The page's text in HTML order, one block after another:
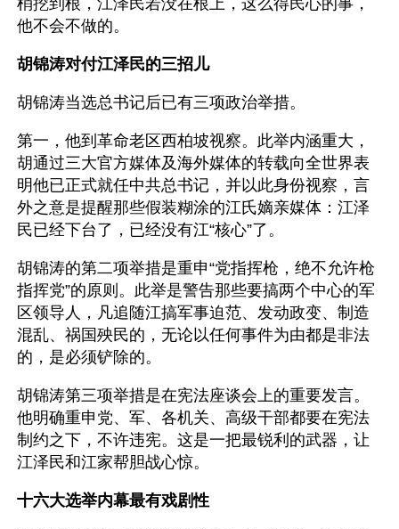
梢挖到根，江泽民若没在根上，这么得民心的事，
他不会不做的。
胡锦涛对付江泽民的三招儿
胡锦涛当选总书记后已有三项政治举措。
第一，他到革命老区西柏坡视察。此举内涵重大，
胡通过三大官方媒体及海外媒体的转载向全世界表
明他已正式就任中共总书记，并以此身份视察，言
外之意是提醒那些假装糊涂的江氏嫡亲媒体：江泽
民已经下台了，已经没有江“核心”了。
胡锦涛的第二项举措是重申“党指挥枪，绝不允许枪
指挥党”的原则。此举是警告那些要搞两个中心的军
区领导人，凡追随江搞军事迫范、发动政变、制造
混乱、祸国殃民的，无论以任何事件为由都是非法
的，是必须铲除的。
胡锦涛第三项举措是在宪法座谈会上的重要发言。
他明确重申党、军、各机关、高级干部都要在宪法
制约之下，不许违宪。这是一把最锐利的武器，让
江泽民和江家帮胆战心惊。
十六大选举内幕最有戏剧性